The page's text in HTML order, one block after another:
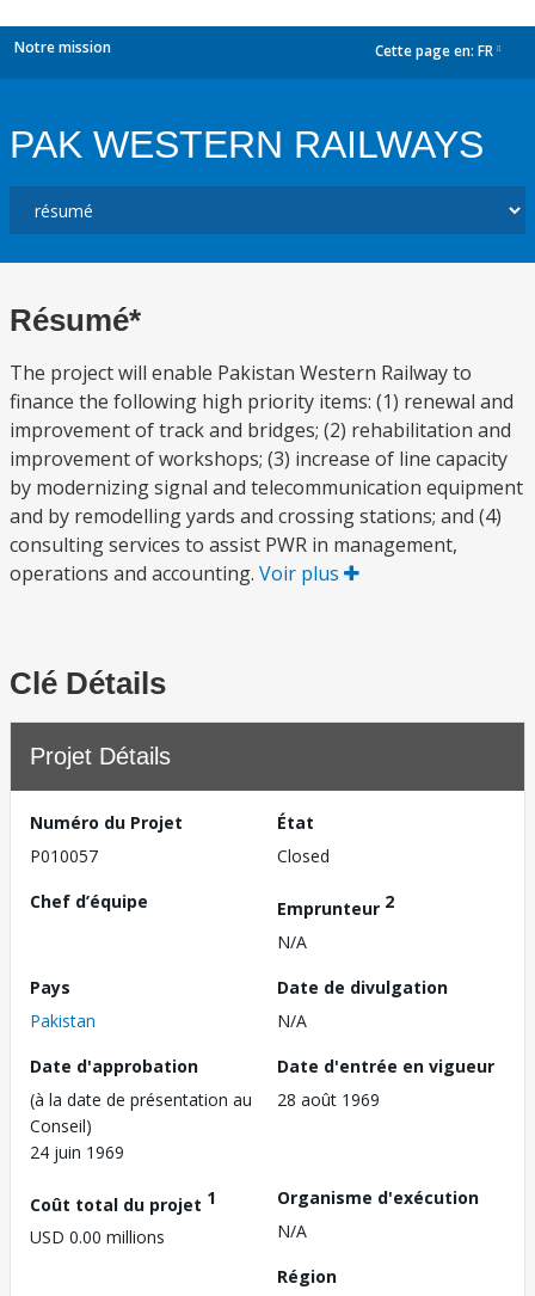
Notre mission Cette page en: FR
PAK WESTERN RAILWAYS
Résumé*
The project will enable Pakistan Western Railway to
finance the following high priority items: (1) renewal and
improvement of track and bridges; (2) rehabilitation and
improvement of workshops; (3) increase of line capacity
by modernizing signal and telecommunication equipment
and by remodelling yards and crossing stations; and (4)
consulting services to assist PWR in management,
operations and accounting. Voir plus
Clé Détails
Projet Détails
Numéro du Projet
P010057
État
Closed
Chef d’équipe
Emprunteur 2
N/A
Pays
Pakistan
Date de divulgation
N/A
Date d'approbation
(à la date de présentation au
Conseil)
24 juin 1969
Date d'entrée en vigueur
28 août 1969
Coût total du projet 1
USD 0.00 millions
Organisme d'exécution
N/A
Région